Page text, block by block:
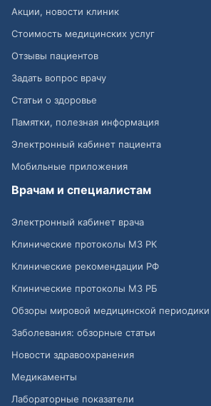
Акции, новости клиник
Стоимость медицинских услуг
Отзывы пациентов
Задать вопрос врачу
Статьи о здоровье
Памятки, полезная информация
Электронный кабинет пациента
Мобильные приложения
Врачам и специалистам
Электронный кабинет врача
Клинические протоколы МЗ РК
Клинические рекомендации РФ
Клинические протоколы МЗ РБ
Обзоры мировой медицинской периодики
Заболевания: обзорные статьи
Новости здравоохранения
Медикаменты
Лабораторные показатели